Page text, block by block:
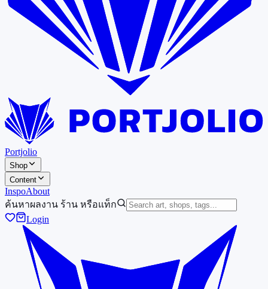
Portjolio
Shop
Content
InspoAbout
ค้นหาผลงาน ร้าน หรือแท็ก
Login